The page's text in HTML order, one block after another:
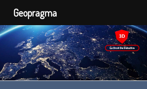
Geopragma